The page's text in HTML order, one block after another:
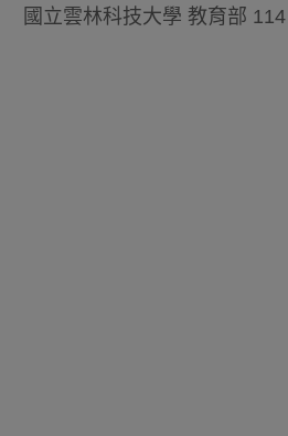
國立雲林科技大學 教育部